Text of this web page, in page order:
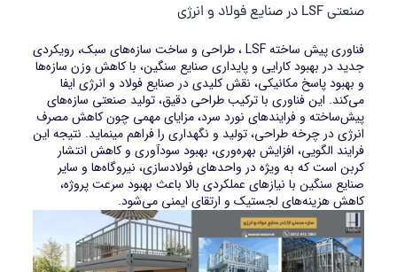
صنعتی LSF در صنایع فولاد و انرژی
فناوری پیش ساخته LSF ، طراحی و ساخت سازه‌های سبک، رویکردی
جدید در بهبود کارایی و پایداری صنایع سنگین، با کاهش وزن سازه‌ها
و بهبود پاسخ مکانیکی، نقش کلیدی در صنایع فولاد و انرژی ایفا
می‌کند. این فناوری با ترکیب طراحی دقیق، تولید صنعتی سازه‌های
پیش‌ساخته و فرایندهای نورد سرد، مزایای مهمی چون کاهش مصرف
انرژی در چرخه طراحی، تولید و نگهداری را فراهم مینماید. نتیجه این
فرایند الگویی، افزایش بهره‌وری، بهبود سودآوری و کاهش انتشار
کربن است که به ویژه در واحدهای فولادسازی، نیروگاه‌ها و سایر
صنایع سنگین با نیازهای عملکردی بالا باعث بهبود سرعت پروژه،
کاهش هزینه‌های لجستیک و ارتقای ایمنی می‌شود.